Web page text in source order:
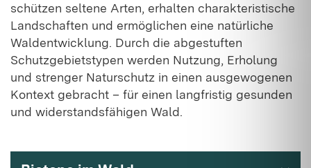
schützen seltene Arten, erhalten charakteristische
Landschaften und ermöglichen eine natürliche
Waldentwicklung. Durch die abgestuften
Schutzgebiets­typen werden Nutzung, Erholung
und strenger Naturschutz in einen ausgewogenen
Kontext gebracht – für einen langfristig gesunden
und widerstandsfähigen Wald.